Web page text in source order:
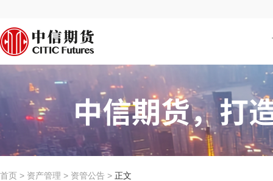
首页 > 资产管理 > 资管公告 > 正文